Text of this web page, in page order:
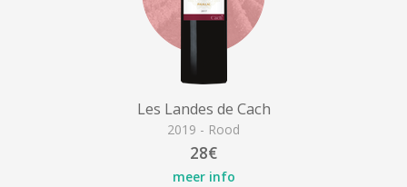
Les Landes de Cach
2019 - Rood
28€
meer info